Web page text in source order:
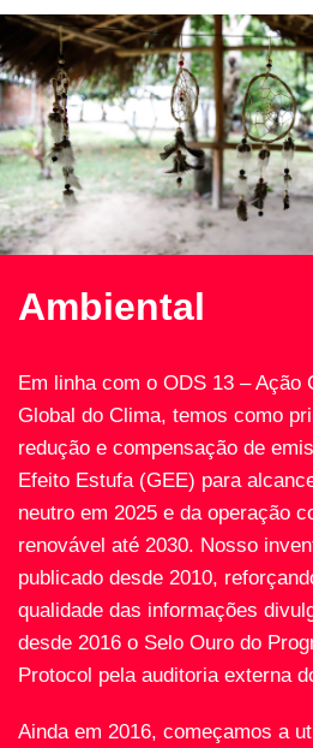
Ambiental
Em linha com o ODS 13 – Ação
Global do Clima, temos como
redução e compensação de
Efeito Estufa (GEE) para
neutro em 2025 e da operação
renovável até 2030. Nosso
publicado desde 2010,
qualidade das informações
desde 2016 o Selo Ouro do
Protocol pela auditoria externa
Ainda em 2016, começamos a